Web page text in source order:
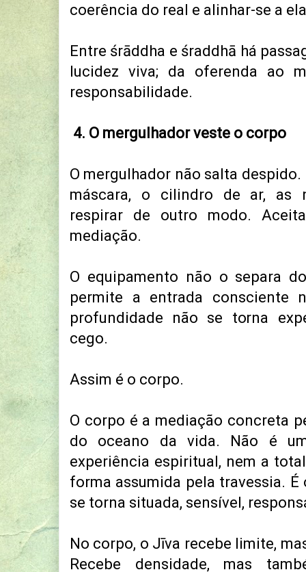
coerência do real e alinhar-se a
Entre śrāddha e śraddhā há
lucidez viva; da oferenda ao
responsabilidade.
4. O mergulhador veste o corpo
O mergulhador não salta despido.
máscara, o cilindro de ar, as
respirar de outro modo.
mediação.
O equipamento não o separa
permite a entrada consciente
profundidade não se torna
cego.
Assim é o corpo.
O corpo é a mediação concreta
do oceano da vida. Não é
experiência espiritual, nem a
forma assumida pela travessia.
se torna situada, sensível,
No corpo, o Jīva recebe limite,
Recebe densidade, mas